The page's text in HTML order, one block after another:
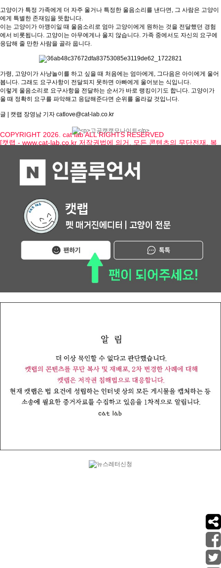
고양이가 특정 가족에게 더 자주 울거나 특정한 울음소리를 낸다면, 그 사람은 고양이
에게 특별한 존재임을 뜻합니다.
이는 고양이가 아깽이일 때 울음소리로 엄마 고양이에게 원하는 것을 전달했던 경험
에서 비롯됩니다. 고양이는 아무에게나 울지 않습니다. 가족 중에서도 자신의 요구에
응답해 줄 만한 사람을 골라 웁니다.
가령, 고양이가 사냥놀이를 하고 싶을 때 처음에는 엄마에게, 그다음은 아이에게 울어
봅니다. 그래도 요구사항이 전달되지 못하면 아빠에게 울어보는 식입니다.
이렇게 울음소리로 요구사항을 전달하는 순서가 바로 랭킹이기도 합니다. 고양이가
울 때 정확히 요구를 파악해고 응답해준다면 순위를 올라갈 것입니다.
글 | 캣랩 장영남 기자 catlove@cat-lab.co.kr
COPYRIGHT 2026. cat lab ALL RIGHTS RESERVED
[캣랩 - www.cat-lab.co.kr 저작권법에 의거, 모든 콘텐츠의 무단전재, 복